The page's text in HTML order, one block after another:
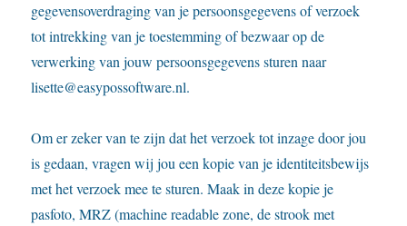
gegevensoverdraging van je persoonsgegevens of verzoek
tot intrekking van je toestemming of bezwaar op de
verwerking van jouw persoonsgegevens sturen naar
lisette@easypossoftware.nl.
Om er zeker van te zijn dat het verzoek tot inzage door jou
is gedaan, vragen wij jou een kopie van je identiteitsbewijs
met het verzoek mee te sturen. Maak in deze kopie je
pasfoto, MRZ (machine readable zone, de strook met